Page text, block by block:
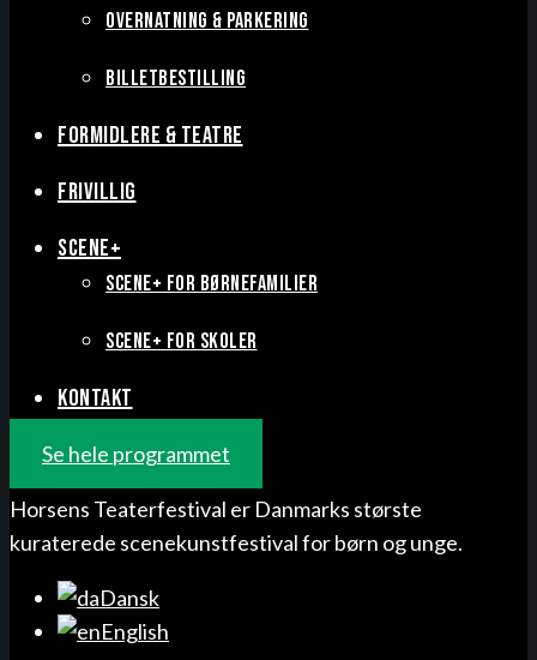
OVERNATNING & PARKERING
BILLETBESTILLING
FORMIDLERE & TEATRE
FRIVILLIG
SCENE+
SCENE+ FOR BØRNEFAMILIER
SCENE+ FOR SKOLER
KONTAKT
Se hele programmet
Horsens Teaterfestival er Danmarks største
kuraterede scenekunstfestival for børn og unge.
Dansk
English